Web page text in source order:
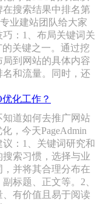
搜索结果中排名第
业建站团队给大家
：1、布局关键词关
关键之一。通过挖
到网站的具体内容
和流量。同时，还
化工作？
道如何去推广网站
，今天PageAdmin
：1、关键词研究和
索习惯，选择与业
并将其合理分布在
标题、正文等。2、
有价值且易于阅读